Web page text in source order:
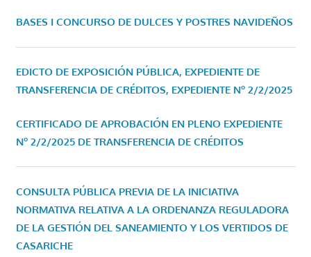
BASES I CONCURSO DE DULCES Y POSTRES NAVIDEÑOS
EDICTO DE EXPOSICIÓN PÚBLICA, EXPEDIENTE DE
TRANSFERENCIA DE CRÉDITOS, EXPEDIENTE Nº 2/2/2025
CERTIFICADO DE APROBACIÓN EN PLENO EXPEDIENTE
Nº 2/2/2025 DE TRANSFERENCIA DE CRÉDITOS
CONSULTA PÚBLICA PREVIA DE LA INICIATIVA
NORMATIVA RELATIVA A LA ORDENANZA REGULADORA
DE LA GESTIÓN DEL SANEAMIENTO Y LOS VERTIDOS DE
CASARICHE